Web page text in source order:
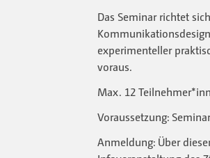
Das Seminar richtet
experimenteller
voraus.
Max. 12
Voraussetzung:
Anmeldung: Über